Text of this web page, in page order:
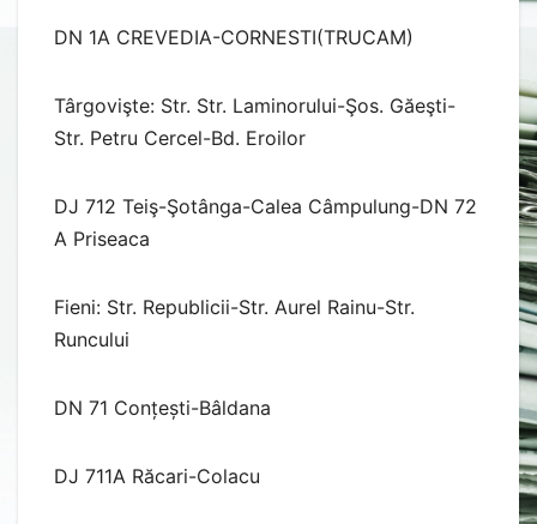
DN 1A CREVEDIA-CORNESTI(TRUCAM)
Târgovişte: Str. Str. Laminorului-Şos. Găeşti-
Str. Petru Cercel-Bd. Eroilor
DJ 712 Teiş-Şotânga-Calea Câmpulung-DN 72
A Priseaca
Fieni: Str. Republicii-Str. Aurel Rainu-Str.
Runcului
DN 71 Conțești-Bâldana
DJ 711A Răcari-Colacu